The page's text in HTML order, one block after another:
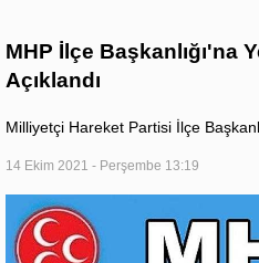
MHP İlçe Başkanlığı'na
Açıklandı
Milliyetçi Hareket Partisi İlçe
14 Ekim 2021 - Perşembe 13:19